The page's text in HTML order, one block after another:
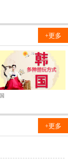
+更多
+更多